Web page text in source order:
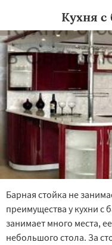
Кухня с
Барная стойка не
преимущества у кухни с
занимает много места,
небольшого стола. За